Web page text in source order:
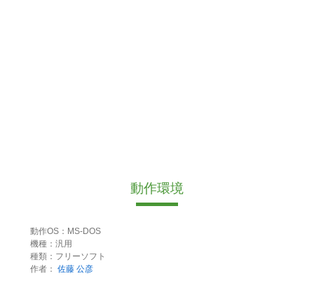
動作環境
動作OS：MS-DOS
機種：汎用
種類：フリーソフト
作者： 佐藤 公彦